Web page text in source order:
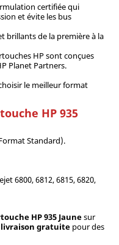
certifiée qui
et évite les bus
brillants de la première à la
HP sont conçues
Planet Partners.
le meilleur format
HP 935
Standard).
6800, 6812, 6815, 6820,
HP 935 Jaunesur
livraison gratuitepour des